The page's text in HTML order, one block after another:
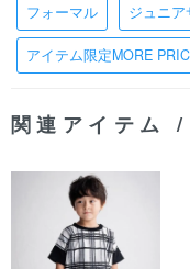
フォーマル ジュニ
アイテム限定MORE
関連アイテム